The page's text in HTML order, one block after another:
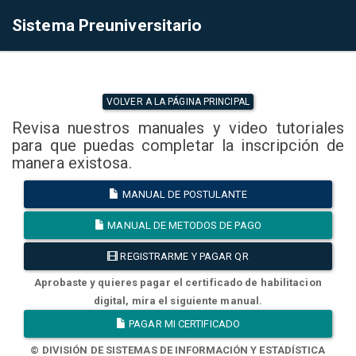
Sistema Preuniversitario
VOLVER A LA PÁGINA PRINCIPAL
Revisa nuestros manuales y video tutoriales
para que puedas completar la inscripción de
manera existosa.
MANUAL DE POSTULANTE
MANUAL DE METODOS DE PAGO
REGISTRARME Y PAGAR QR
Aprobaste y quieres pagar el certificado de habilitacion
digital, mira el siguiente manual.
PAGAR MI CERTIFICADO
© DIVISIÓN DE SISTEMAS DE INFORMACIÓN Y ESTADÍSTICA